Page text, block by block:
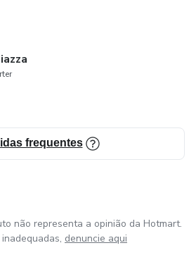
frequentes
não representa a opinião da Hotmart.
denuncie aqui